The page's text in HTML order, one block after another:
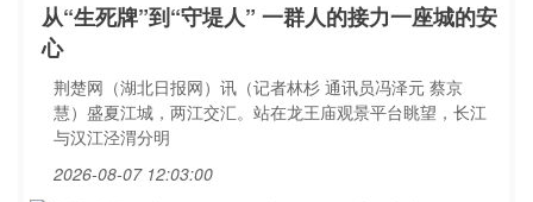
从“生死牌”到“守堤人” 一群人的接力一座城的安
心
荆楚网（湖北日报网）讯（记者林杉 通讯员冯泽元 蔡京
慧）盛夏江城，两江交汇。站在龙王庙观景平台眺望，长江
与汉江泾渭分明
2026-08-07 12:03:00